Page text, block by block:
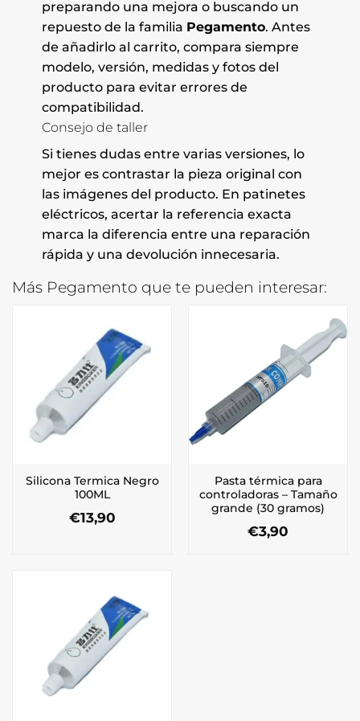
preparando una mejora o buscando un
repuesto de la familia Pegamento. Antes
de añadirlo al carrito, compara siempre
modelo, versión, medidas y fotos del
producto para evitar errores de
compatibilidad.
Consejo de taller
Si tienes dudas entre varias versiones, lo
mejor es contrastar la pieza original con
las imágenes del producto. En patinetes
eléctricos, acertar la referencia exacta
marca la diferencia entre una reparación
rápida y una devolución innecesaria.
Más Pegamento que te pueden interesar:
Silicona Termica Negro
100ML
€13,90
Pasta térmica para
controladoras – Tamaño
grande (30 gramos)
€3,90